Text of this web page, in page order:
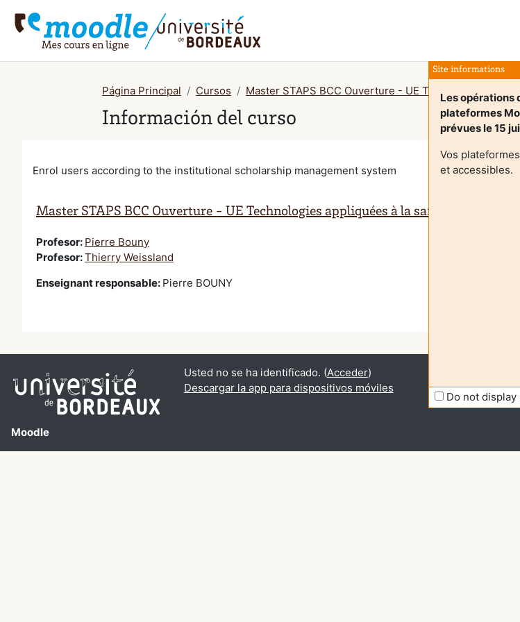
Site informations
Les opérations
plateformes
prévues le 15
Vos
et accessibles.
Do not display
Página Principal Cursos Master STAPS BCC Ouverture - UE Technologies
Información del curso
Enrol users according to the institutional scholarship management system
Master STAPS BCC Ouverture - UE Technologies appliquées à la santé - P.BOUNY
Profesor: Pierre Bouny
Profesor:Thierry Weissland
Enseignant responsable: Pierre BOUNY
Moodle
Usted no se ha identificado. (Acceder)
Descargar la app para dispositivos móviles